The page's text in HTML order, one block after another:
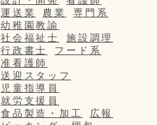
運送業
農業
専門系
幼稚園教諭
社会福祉士
施設調理
行政書士
フード系
准看護師
送迎スタッフ
児童指導員
就労支援員
食品製造・加工
広報